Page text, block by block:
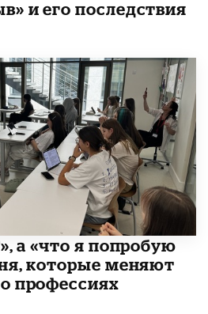
и его последствия
а «что я попробую
которые меняют
профессиях